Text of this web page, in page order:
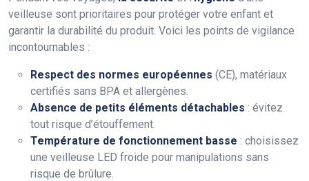
veilleuse sont prioritaires pour protéger votre enfant et
garantir la durabilité du produit. Voici les points de vigilance
incontournables :
Respect des normes européennes (CE), matériaux
certifiés sans BPA et allergènes.
Absence de petits éléments détachables : évitez
tout risque d’étouffement.
Température de fonctionnement basse : choisissez
une veilleuse LED froide pour manipulations sans
risque de brûlure.